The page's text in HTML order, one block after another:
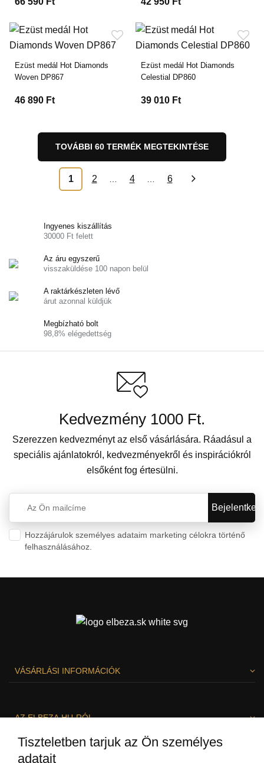
Ezüst medál Hot Diamonds
Woven DP867
46 890 Ft
Ezüst medál Hot Diamonds
Celestial DP860
39 010 Ft
TOVÁBBI 60 TERMÉK MEGTEKINTÉSE
1 2 4 6 »
Ingyenes kiszállítás
30000 Ft felett
Az áru egyszerű
visszaküldése 100 napon belül
A raktárkészleten lévő
árut azonnal küldjük
Megbízható bolt
98,8% elégedettség
Kedvezmény 1000 Ft.
Szerezzen kedvezményt az első vásárlására. Ráadásul a
speciális ajánlatokról, kedvezményekről és inspirációkról
elsőként fog értesülni.
Hozzájárulok személyes adataim marketing célokra történő
felhasználásához.
VÁSÁRLÁSI INFORMÁCIÓK
AZ ELBEZA.HU-RÓL
Tiszteletben tarjuk az Ön személyes
adatait